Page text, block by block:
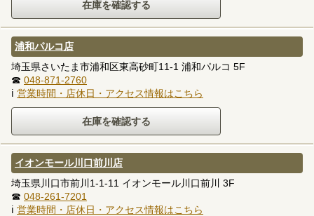
浦和パルコ店
埼玉県さいたま市浦和区東高砂町11-1 浦和パルコ 5F
☎ 048-871-2760
ℹ 営業時間・店休日・アクセス情報はこちら
イオンモール川口前川店
埼玉県川口市前川1-1-11 イオンモール川口前川 3F
☎ 048-261-7201
ℹ 営業時間・店休日・アクセス情報はこちら